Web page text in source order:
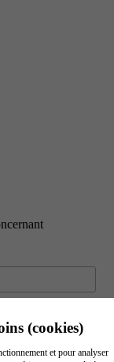
(cookies)
et pour analyser